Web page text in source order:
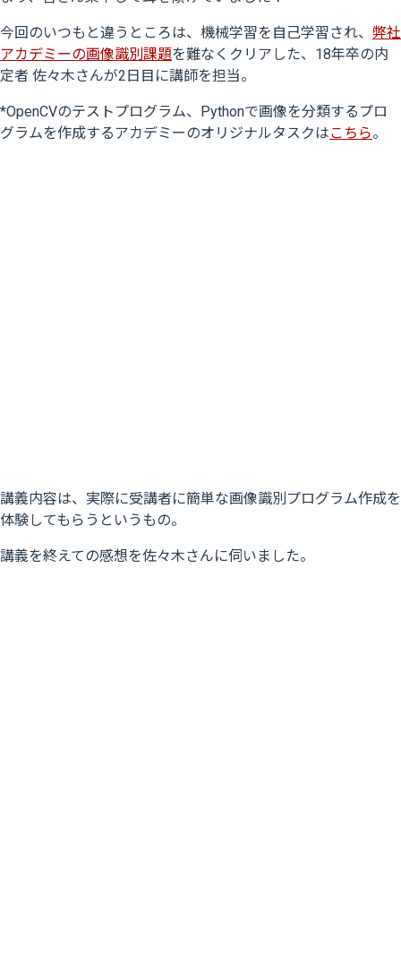
今回のいつもと違うところは、機械学習を自己学習され、 弊社
アカデミーの画像識別課題を難なくクリアした、18年卒の内
定者 佐々木さんが2日目に講師を担当。
*OpenCVのテストプログラム、Pythonで画像を分類するプロ
グラムを作成するアカデミーのオリジナルタスクはこちら。
講義内容は、実際に受講者に簡単な画像識別プログラム作成を
体験してもらうというもの。
講義を終えての感想を佐々木さんに伺いました。